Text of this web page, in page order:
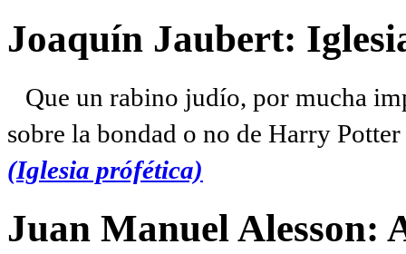
Joaquín Jaubert:
Que un rabino judío, por mucha
sobre la bondad o no de Harry
(Iglesia prófética)
Juan Manuel Alesson: